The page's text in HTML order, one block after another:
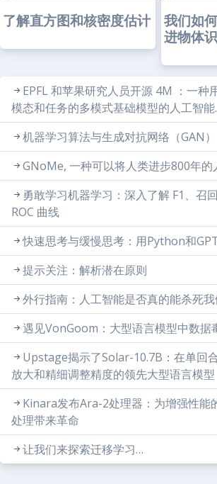
了解直方图和核密度估计
我们如
进物体
EPFL 和苹果研究人员开源 4M ：一种
模态和任务的多模式基础模型的人工智能
机器学习算法与生成对抗网络（GAN）
GNoMe, 一种可以将人类进步800年的
勇敢学习机器学习：深入了解 F1、召
ROC 曲线
快速思考与缓慢思考：用Python和
提示关注：解析潜在原则
外行指南：人工智能是否真的能杀死我
遇见VonGoom：大型语言模型中数据
Upstage揭示了Solar-10.7B：在单回
放大和精细调整精度的领先大型语言模型
Kinara发布Ara-2处理器：为增强性能
处理带来革命
让我们来探索迁移学习…